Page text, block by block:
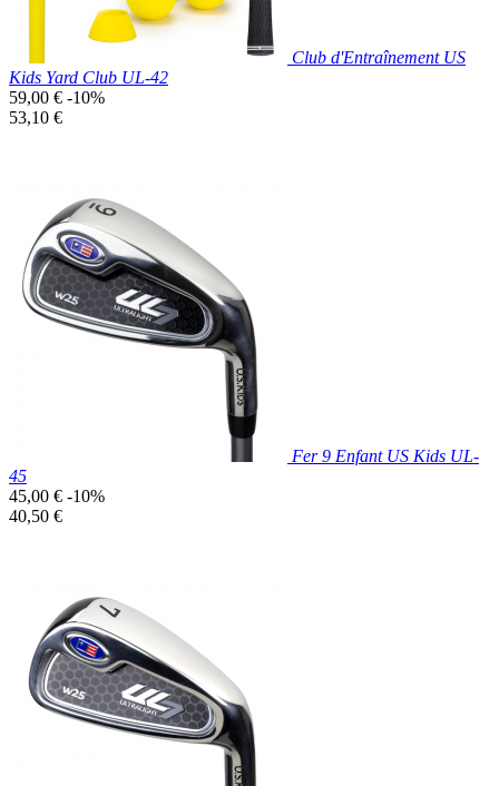
Club d'Entraînement US
Kids Yard Club UL-42
Prix
de
59,00 € -10%
Prix
53,10 €
Prix réduit
Nouveau
Aperçu rapide
Fer 9 Enfant US Kids UL-
45
Prix
de
45,00 € -10%
Prix
40,50 €
Prix réduit
Aperçu rapide